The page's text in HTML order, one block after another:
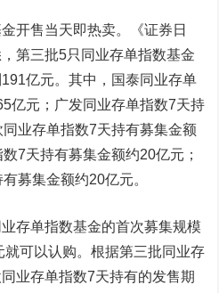
售当天即热卖。《证券日
第三批5只同业存单指数基金
亿元。其中，国泰同业存单
亿元；广发同业存单指数7天持
业存单指数7天持有募集金额
7天持有募集金额约20亿元；
募集金额约20亿元。
单指数基金的首次募集规模
就可以认购。根据第三批同业存
业存单指数7天持有的发售期